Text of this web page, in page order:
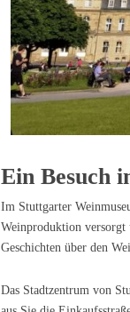
Ein Besuch
Im Stuttgarter
Weinproduktion versorgt
Geschichten über den
Das Stadtzentrum von